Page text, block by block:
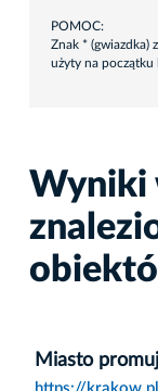
POMOC:
Znak * (gwiazdka)
użyty na początku
Wyniki
Miasto